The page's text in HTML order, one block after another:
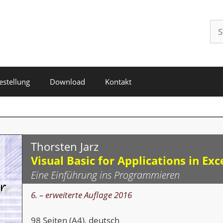
Download Kontakt
Thorsten Jarz
Visual Basic for Applications in
Eine Einführung ins Programmieren
6. – erweiterte Auflage 2016
98 Seiten (A4), deutsch